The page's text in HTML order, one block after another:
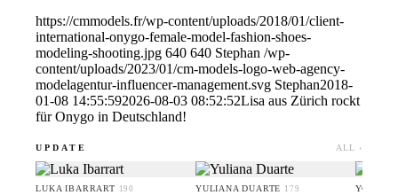
https://cmmodels.fr/wp-content/uploads/2018/01/client-
international-onygo-female-model-fashion-shoes-
modeling-shooting.jpg 640 640 Stephan /wp-
content/uploads/2023/01/cm-models-logo-web-agency-
modelagentur-influencer-management.svg Stephan2018-
01-08 14:55:592026-08-03 08:52:52Lisa aus Zürich rockt
für Onygo in Deutschland!
UPDATE ALL ›
LUKA IBARRART 190 YULIANA DUARTE 179 YOO